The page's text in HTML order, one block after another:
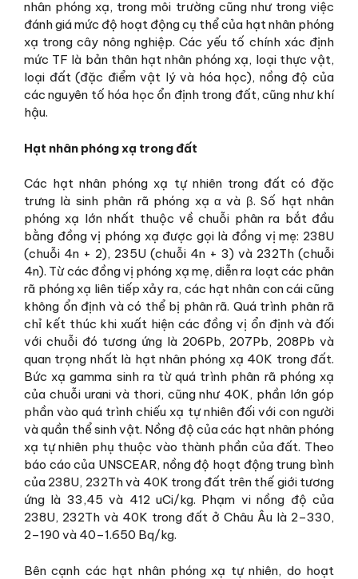
nhân phóng xạ, trong môi trường cũng như trong việc
đánh giá mức độ hoạt động cụ thể của hạt nhân phóng
xạ trong cây nông nghiệp. Các yếu tố chính xác định
mức TF là bản thân hạt nhân phóng xạ, loại thực vật,
loại đất (đặc điểm vật lý và hóa học), nồng độ của
các nguyên tố hóa học ổn định trong đất, cũng như khí
hậu.
Hạt nhân phóng xạ trong đất
Các hạt nhân phóng xạ tự nhiên trong đất có đặc
trưng là sinh phân rã phóng xạ α và β. Số hạt nhân
phóng xạ lớn nhất thuộc về chuỗi phân ra bắt đầu
bằng đồng vị phóng xạ được gọi là đồng vị mẹ: 238U
(chuỗi 4n + 2), 235U (chuỗi 4n + 3) và 232Th (chuỗi
4n). Từ các đồng vị phóng xạ mẹ, diễn ra loạt các phân
rã phóng xạ liên tiếp xảy ra, các hạt nhân con cái cũng
không ổn định và có thể bị phân rã. Quá trình phân rã
chỉ kết thúc khi xuất hiện các đồng vị ổn định và đối
với chuỗi đó tương ứng là 206Pb, 207Pb, 208Pb và
quan trọng nhất là hạt nhân phóng xạ 40K trong đất.
Bức xạ gamma sinh ra từ quá trình phân rã phóng xạ
của chuỗi urani và thori, cũng như 40K, phần lớn góp
phần vào quá trình chiếu xạ tự nhiên đối với con người
và quần thể sinh vật. Nồng độ của các hạt nhân phóng
xạ tự nhiên phụ thuộc vào thành phần của đất. Theo
báo cáo của UNSCEAR, nồng độ hoạt động trung bình
của 238U, 232Th và 40K trong đất trên thế giới tương
ứng là 33,45 và 412 uCi/kg. Phạm vi nồng độ của
238U, 232Th và 40K trong đất ở Châu Âu là 2–330,
2–190 và 40–1.650 Bq/kg.
Bên cạnh các hạt nhân phóng xạ tự nhiên, do hoạt